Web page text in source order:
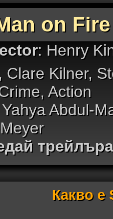
on
: Henry
Clare Kilner,
Action
Yahya Abdul-
трейлъра
Какво е